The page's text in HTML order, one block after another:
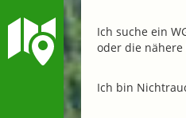
Ich suche ein
oder die
Ich bin